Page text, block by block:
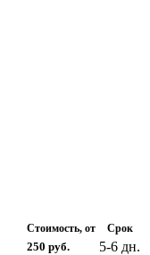
Стоимость, от Срок
250 руб. 5-6 дн.